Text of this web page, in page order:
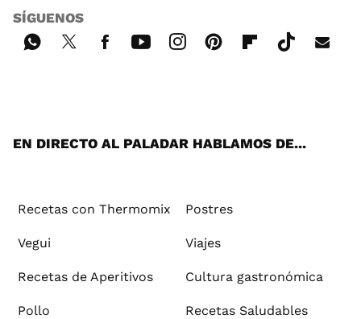
SÍGUENOS
EN DIRECTO AL PALADAR HABLAMOS DE...
Recetas con Thermomix Postres
Vegui Viajes
Recetas de Aperitivos Cultura gastronómica
Pollo Recetas Saludables